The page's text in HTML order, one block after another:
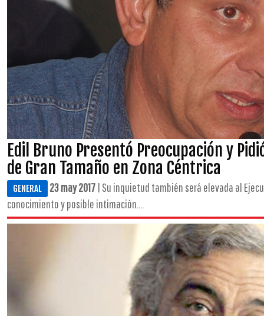
Edil Bruno Presentó Preocupación y
de Gran Tamaño en Zona Céntrica
GENERAL 23 may 2017 | Su inquietud también será elevada al
conocimiento y posible intimación....